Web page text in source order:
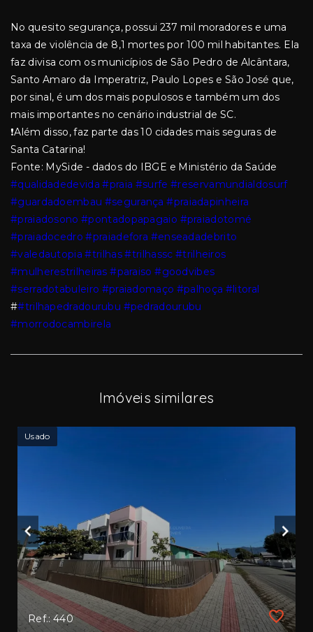
No quesito segurança, possui 237 mil moradores e uma
taxa de violência de 8,1 mortes por 100 mil habitantes. Ela
faz divisa com os municípios de São Pedro de Alcântara,
Santo Amaro da Imperatriz, Paulo Lopes e São José que,
por sinal, é um dos mais populosos e também um dos
mais importantes no cenário industrial de SC.
❗Além disso, faz parte das 10 cidades mais seguras de
Santa Catarina!
Fonte: MySide - dados do IBGE e Ministério da Saúde
#qualidadedevida #praia #surfe #reservamundialdosurf
#guardadoembau #segurança #praiadapinheira
#praiadosono #pontadopapagaio #praiadotomé
#praiadocedro #praiadefora #enseadadebrito
#valedautopia #trilhas#trilhassc #trilheiros
#mulherestrilheiras #paraiso #goodvibes
#serradotabuleiro #praiadomaço #palhoça #litoral
##trilhapedradourubu #pedradourubu
#morrodocambirela
Imóveis similares
Usado
Ref.: 440